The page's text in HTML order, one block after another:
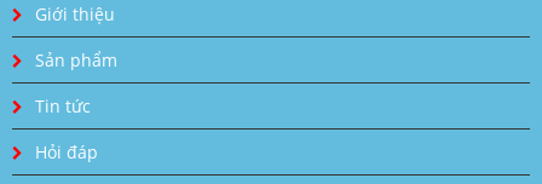
Giới thiệu
Sản phẩm
Tin tức
Hỏi đáp